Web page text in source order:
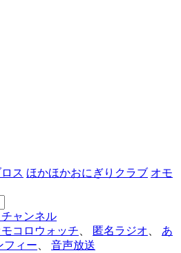
ス ほかほかおにぎりクラブ オモ
ャンネル
コロウォッチ 匿名ラジオ
あ
フィー
音声放送